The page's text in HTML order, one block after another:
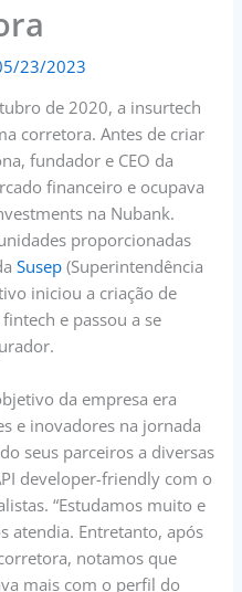
23/2023
de 2020, a insurtech
corretora. Antes de criar
fundador e CEO da
financeiro e ocupava
na Nubank.
proporcionadas
Susep (Superintendência
iniciou a criação de
e passou a se
da empresa era
e inovadores na jornada
seus parceiros a diversas
developer-friendly com o
“Estudamos muito e
atendia. Entretanto, após
notamos que
mais com o perfil do